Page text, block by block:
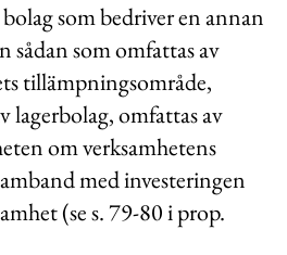
som bedriver en annan
sådan som omfattas av
tillämpningsområde,
lagerbolag, omfattas av
om verksamhetens
med investeringen
(se s. 79-80 i prop.